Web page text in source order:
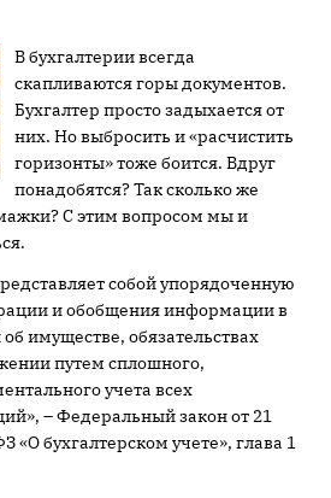
В бухгалтерии всегда
скапливаются горы документов.
Бухгалтер просто задыхается от
них. Но выбросить и «расчистить
горизонты» тоже боится. Вдруг
понадобятся? Так сколько же
С этим вопросом мы и
собой упорядоченную
и обобщения информации в
имуществе, обязательствах
путем сплошного,
учета всех
– Федеральный закон от 21
«О бухгалтерском учете», глава 1